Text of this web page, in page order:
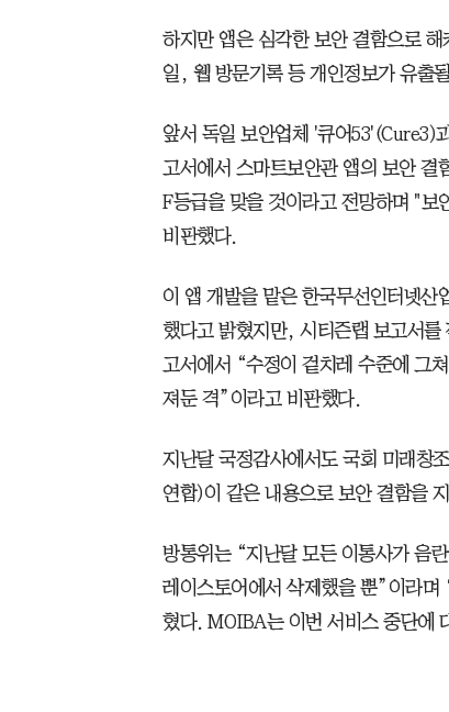
하지만 앱은 심각한 보안 결함으로
일, 웹 방문기록 등 개인정보가 유출
앞서 독일 보안업체 '큐어53'(Cure3)
고서에서 스마트보안관 앱의 보안 결
F등급을 맞을 것이라고 전망하며 "보
비판했다.
이 앱 개발을 맡은 한국무선인터넷
했다고 밝혔지만, 시티즌랩 보고서를
고서에서 “수정이 겉치레 수준에 그
져둔 격”이라고 비판했다.
지난달 국정감사에서도 국회 미래창
연합)이 같은 내용으로 보안 결함을
방통위는 “지난달 모든 이통사가 음
레이스토어에서 삭제했을 뿐”이라
혔다. MOIBA는 이번 서비스 중단에